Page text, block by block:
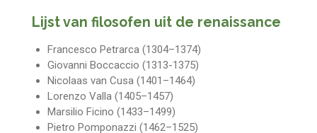
Lijst van filosofen uit de renaissance
Francesco Petrarca (1304–1374)
Giovanni Boccaccio (1313-1375)
Nicolaas van Cusa (1401–1464)
Lorenzo Valla (1405–1457)
Marsilio Ficino (1433–1499)
Pietro Pomponazzi (1462–1525)